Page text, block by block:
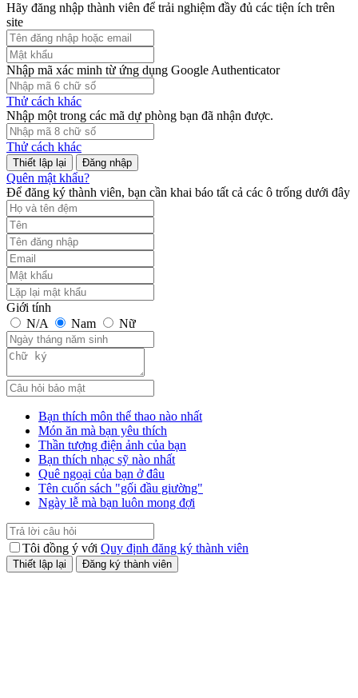
Hãy đăng nhập thành viên để trải nghiệm đầy đủ các tiện ích trên
site
Nhập mã xác minh từ ứng dụng Google Authenticator
Thử cách khác
Nhập một trong các mã dự phòng bạn đã nhận được.
Thử cách khác
Đăng nhập
Quên mật khẩu?
Để đăng ký thành viên, bạn cần khai báo tất cả các ô trống dưới đây
Giới tính
N/A
Nam Nữ
Bạn thích môn thể thao nào nhất
Món ăn mà bạn yêu thích
Thần tượng điện ảnh của bạn
Bạn thích nhạc sỹ nào nhất
Quê ngoại của bạn ở đâu
Tên cuốn sách "gối đầu giường"
Ngày lễ mà bạn luôn mong đợi
Tôi đồng ý với Quy định đăng ký thành viên